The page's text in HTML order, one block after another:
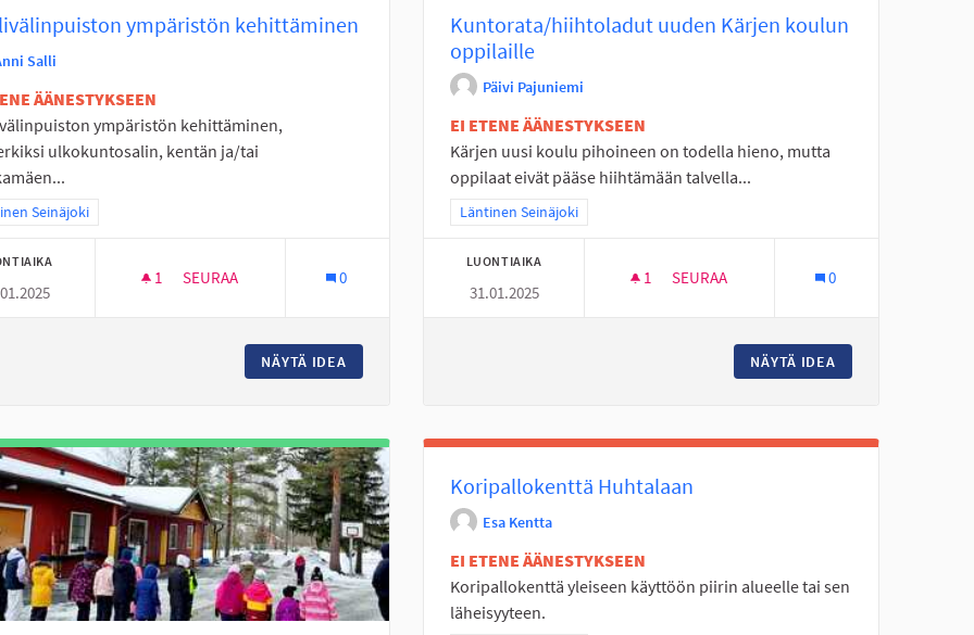
ympäristön kehittäminen
Salli
ÄÄNESTYKSEEN
ympäristön kehittäminen,
ulkokuntosalin, kentän ja/tai
tulokset teeman mukaan: Läntinen Seinäjoki
Seinäjoki
1 1 SEURAAJA
SEURAA
PUOLIVÄLINPUISTON YMPÄRISTÖN KEHITTÄMINEN
0
NÄYTÄ IDEA
Kuntorata/hiihtoladut uuden Kärjen koulun
oppilaille
Päivi Pajuniemi
EI ETENE ÄÄNESTYKSEEN
Kärjen uusi koulu pihoineen on todella hieno, mutta
oppilaat eivät pääse hiihtämään talvella...
Rajaa tulokset teeman mukaan: Läntinen Seinäjoki
Läntinen Seinäjoki
LUONTIAIKA
31.01.2025
1 1 SEURAAJA
SEURAA 0
NÄYTÄ IDEA
Koripallokenttä Huhtalaan
Esa Kentta
EI ETENE ÄÄNESTYKSEEN
Koripallokenttä yleiseen käyttöön piirin alueelle tai sen
läheisyyteen.